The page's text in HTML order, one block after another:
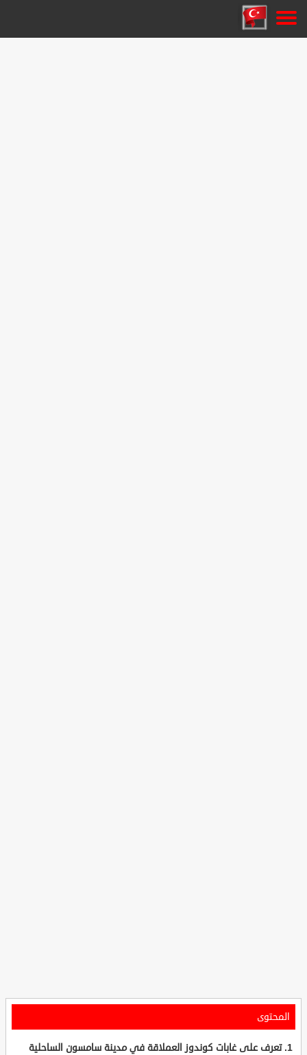
المحتوى
تعرف على غابات كوندوز العملاقة في مدينة سامسون الساحلية